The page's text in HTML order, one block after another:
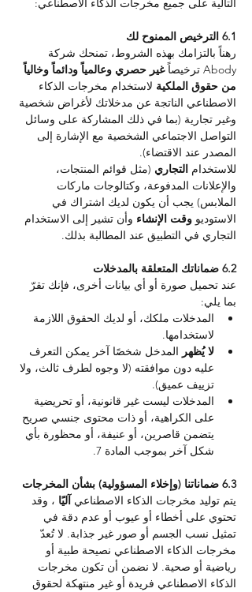
التالية على جميع مخرجات الذكاء الاصطناعي:
6.1 الترخيص الممنوح لك
رهناً بالتزامك بهذه الشروط، تمنحك شركة
Abody ترخيصاً
غير حصري وعالمياً ودائماً وخالياً
من حقوق الملكية لاستخدام مخرجات الذكاء
الاصطناعي الناتجة عن مدخلاتك لأغراض شخصية
وغير تجارية (بما في ذلك المشاركة على وسائل
التواصل الاجتماعي الشخصية مع الإشارة إلى
المصدر عند الاقتضاء).
للاستخدام التجاري (مثل قوائم المنتجات،
والإعلانات المدفوعة، وكتالوجات ماركات
الملابس) يجب أن يكون لديك اشتراك في
الاستوديو وقت الإنشاء وأن تشير إلى الاستخدام
التجاري في التطبيق عند المطالبة بذلك.
6.2 ضماناتك المتعلقة بالمدخلات
عند تحميل صورة أو أي بيانات أخرى، فإنك تقرّ
بما يلي:
المدخلات ملكك، أو لديك الحقوق اللازمة
لاستخدامها.
لا يُظهر المدخل شخصًا آخر يمكن التعرف
عليه دون موافقته (لا وجوه لطرف ثالث، ولا
تزييف عميق).
المدخلات ليست غير قانونية، أو تحريضية
على الكراهية، أو ذات محتوى جنسي صريح
يتضمن قاصرين، أو عنيفة، أو محظورة بأي
شكل آخر بموجب المادة 7.
6.3 ضماناتنا (وإخلاء المسؤولية) بشأن المخرجات
يتم توليد مخرجات الذكاء الاصطناعي آليًا ، وقد
تحتوي على أخطاء أو عيوب أو عدم دقة في
تمثيل نسب الجسم أو صور غير جذابة. لا تُعدّ
مخرجات الذكاء الاصطناعي نصيحة طبية أو
رياضية أو صحية. لا نضمن أن تكون مخرجات
الذكاء الاصطناعي فريدة أو غير منتهكة لحقوق